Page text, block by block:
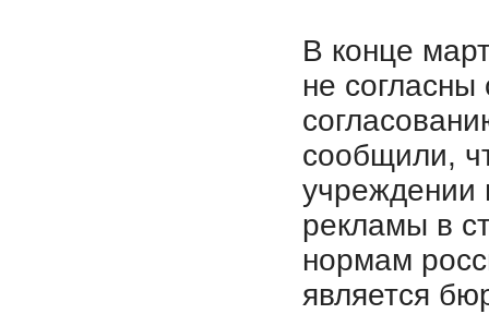
В конце
не
сообщили,
учреждении
рекламы в
нормам
является